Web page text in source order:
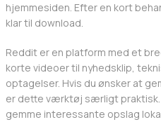
hjemmesiden. Efter en kort
klar til download.
Reddit er en platform med et
korte videoer til nyhedsklip,
optagelser. Hvis du ønsker at
er dette værktøj særligt praktisk.
gemme interessante opslag